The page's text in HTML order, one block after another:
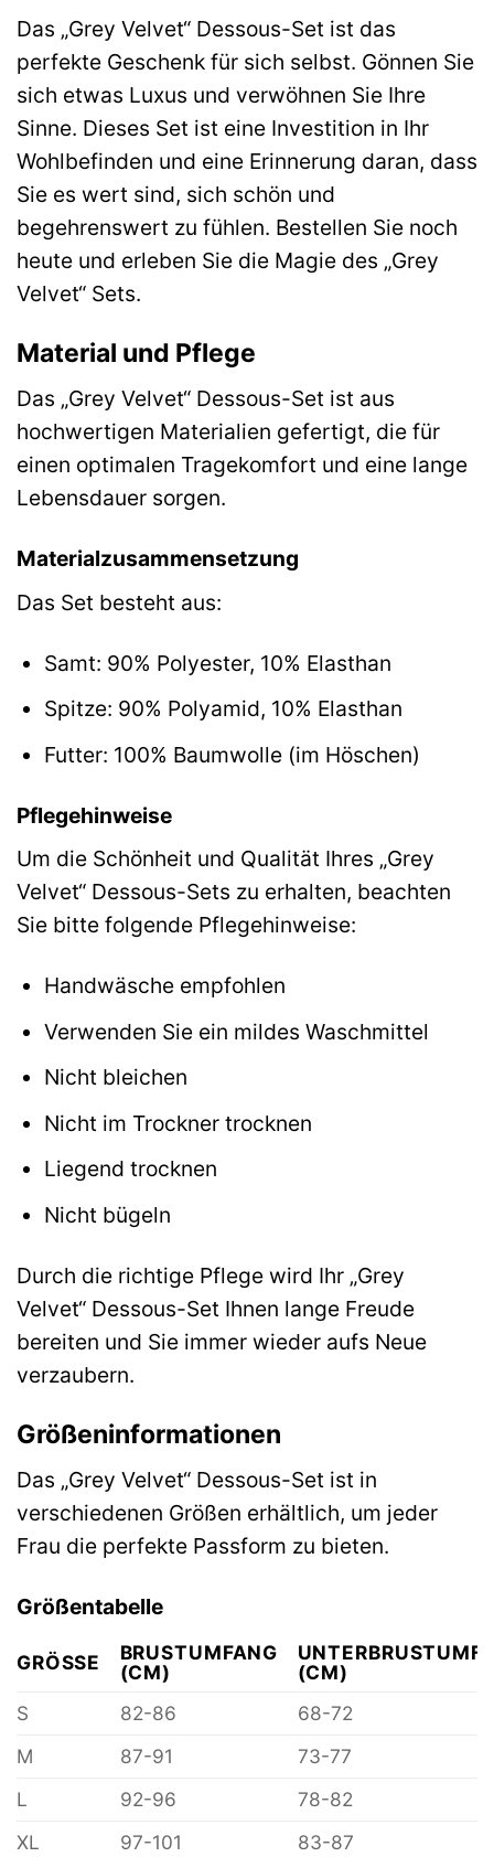
Das „Grey Velvet“ Dessous-Set ist das
perfekte Geschenk für sich selbst. Gönnen Sie
sich etwas Luxus und verwöhnen Sie Ihre
Sinne. Dieses Set ist eine Investition in Ihr
Wohlbefinden und eine Erinnerung daran, dass
Sie es wert sind, sich schön und
begehrenswert zu fühlen. Bestellen Sie noch
heute und erleben Sie die Magie des „Grey
Velvet“ Sets.
Material und Pflege
Das „Grey Velvet“ Dessous-Set ist aus
hochwertigen Materialien gefertigt, die für
einen optimalen Tragekomfort und eine lange
Lebensdauer sorgen.
Materialzusammensetzung
Das Set besteht aus:
Samt: 90% Polyester, 10% Elasthan
Spitze: 90% Polyamid, 10% Elasthan
Futter: 100% Baumwolle (im Höschen)
Pflegehinweise
Um die Schönheit und Qualität Ihres „Grey
Velvet“ Dessous-Sets zu erhalten, beachten
Sie bitte folgende Pflegehinweise:
Handwäsche empfohlen
Verwenden Sie ein mildes Waschmittel
Nicht bleichen
Nicht im Trockner trocknen
Liegend trocknen
Nicht bügeln
Durch die richtige Pflege wird Ihr „Grey
Velvet“ Dessous-Set Ihnen lange Freude
bereiten und Sie immer wieder aufs Neue
verzaubern.
Größeninformationen
Das „Grey Velvet“ Dessous-Set ist in
verschiedenen Größen erhältlich, um jeder
Frau die perfekte Passform zu bieten.
Größentabelle
GRÖSSE
BRUSTUMFANG
(CM)
(CM)
S
82-86
68-72
M
87-91
73-77
L
92-96
78-82
XL
97-101 83-87